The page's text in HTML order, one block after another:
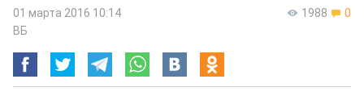
1988 0
01 марта 2016 10:14
ВБ